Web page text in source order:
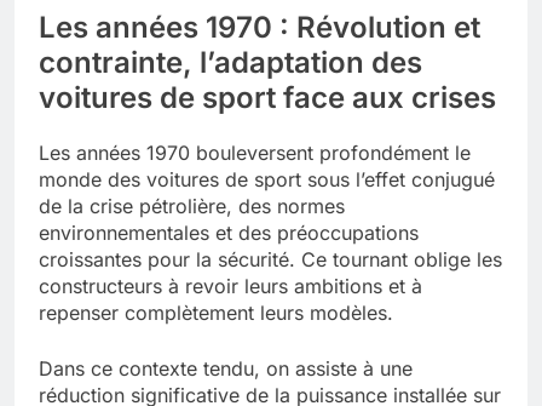
Les années 1970 : Révolution et
contrainte, l’adaptation des
voitures de sport face aux crises
Les années 1970 bouleversent profondément le
monde des voitures de sport sous l’effet conjugué
de la crise pétrolière, des normes
environnementales et des préoccupations
croissantes pour la sécurité. Ce tournant oblige les
constructeurs à revoir leurs ambitions et à
repenser complètement leurs modèles.
Dans ce contexte tendu, on assiste à une
réduction significative de la puissance installée sur